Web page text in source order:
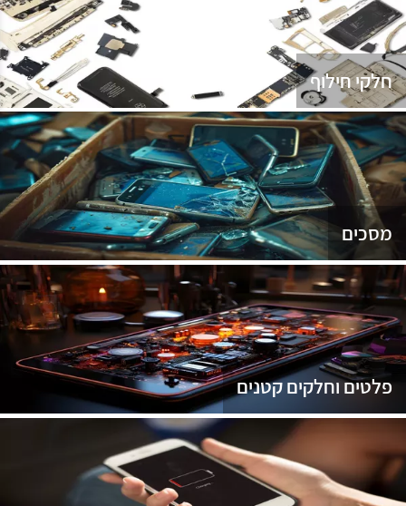
חלקי חילוף
מסכים
פלטים וחלקים קטנים